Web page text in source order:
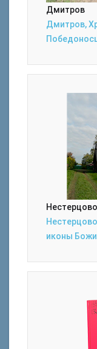
Дмитров
Дмитров,
Нестерцово
иконы